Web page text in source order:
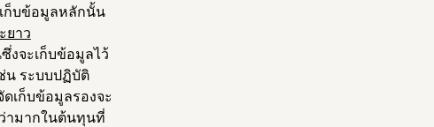
ก็บข้อมูลหลักนั้น
ยาว
งจะเก็บข้อมูลไว้
น ระบบปฏิบัติ
เก็บข้อมูลรองจะ
ามากในต้นทุนที่